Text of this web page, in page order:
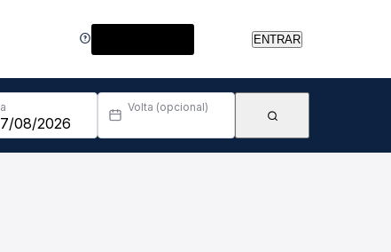
ENTRAR
Volta (opcional)